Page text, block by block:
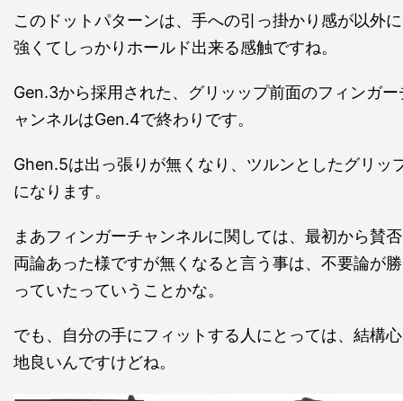
このドットパターンは、手への引っ掛かり感が以外に
強くてしっかりホールド出来る感触ですね。
Gen.3から採用された、グリッップ前面のフィンガー
ャンネルはGen.4で終わりです。
Ghen.5は出っ張りが無くなり、ツルンとしたグリッ
になります。
まあフィンガーチャンネルに関しては、最初から賛否
両論あった様ですが無くなると言う事は、不要論が勝
っていたっていうことかな。
でも、自分の手にフィットする人にとっては、結構心
地良いんですけどね。